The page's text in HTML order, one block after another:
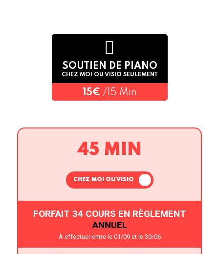
SOUTIEN DE PIANO
CHEZ MOI OU VISIO SEULEMENT
15€ /15 Min
45 MIN
CHEZ MOI OU VISIO
FORFAIT 34 COURS EN RÈGLEMENT
ANNUEL
À effectuer entre le 01/09 et le 30/06